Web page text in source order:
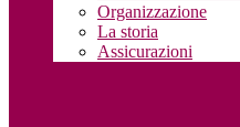
Organizzazione
La storia
Assicurazioni